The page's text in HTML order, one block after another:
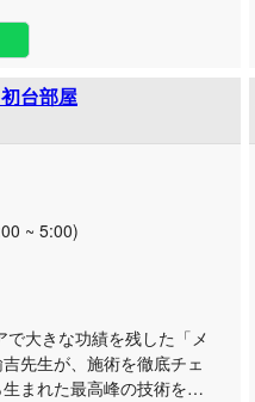
ングを通
ご要望に寄り添い、画一
ントを組み立てます。
騒を忘れさせる広々とし
。ずば抜けた才覚を持つ
施術をお届けいたしま
台部屋
~ 5:00)
で大きな功績を残した「メ
先生が、施術を徹底チェ
まれた最高峰の技術を心